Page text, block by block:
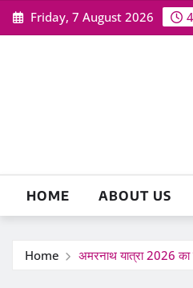
Skip
to
Friday, 7 August 2026
HOME ABOUT US
Home अमरनाथ यात्रा 2026 का